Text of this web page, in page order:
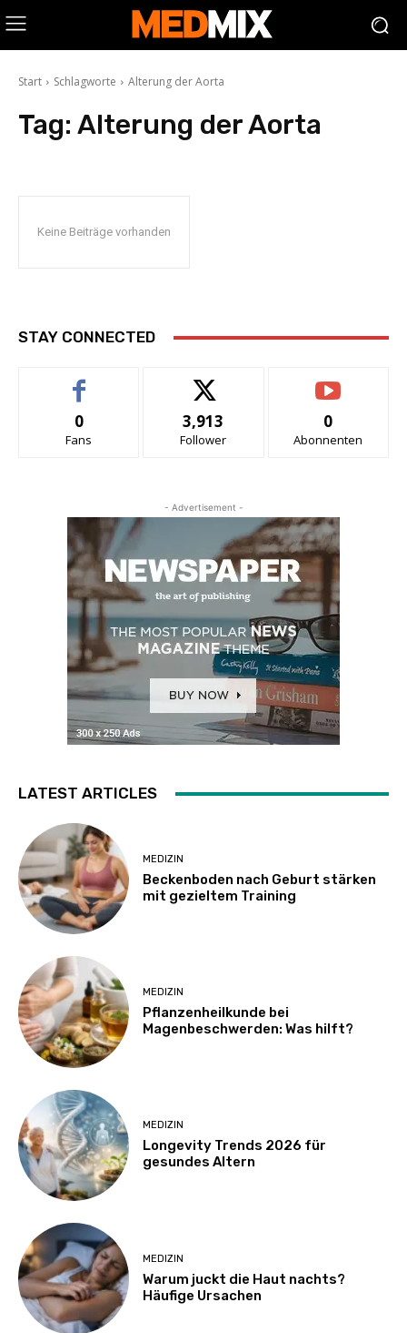
Start Schlagworte Alterung der Aorta
Tag: Alterung der Aorta
Keine Beiträge vorhanden
STAY CONNECTED
0
Fans
3,913
Follower
0
Abonnenten
- Advertisement -
LATEST ARTICLES
MEDIZIN
Beckenboden nach Geburt stärken
mit gezieltem Training
MEDIZIN
Pflanzenheilkunde bei
Magenbeschwerden: Was hilft?
MEDIZIN
Longevity Trends 2026 für
gesundes Altern
MEDIZIN
Warum juckt die Haut nachts?
Häufige Ursachen